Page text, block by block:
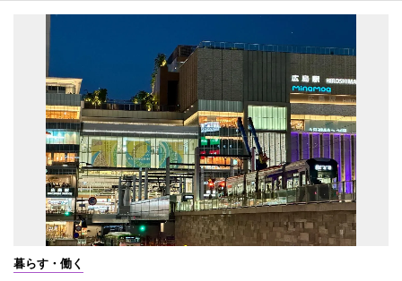
暮らす・働く